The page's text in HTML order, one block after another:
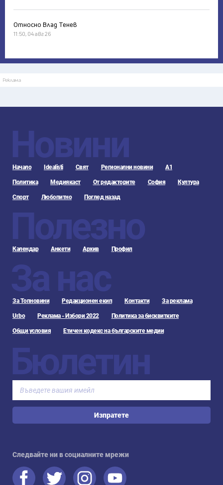
Относно Влад Тенев
11:50, 04 авг 26
Реклама
Новини
Начало Idealisti Свят Регионални новини А1
Политика Медиякаст От редакторите София Култура
Спорт Любопитно Поглед назад
Полезно
Календар Анкети Архив Профил
За нас
За Топновини Редакционен екип Контакти За реклама
Urbo Реклама - Избори 2022 Политика за бисквитките
Общи условия Етичен кодекс на българските медии
Бюлетин
Изпратете
Следвайте ни в социалните мрежи